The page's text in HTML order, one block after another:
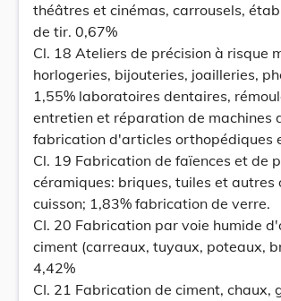
théâtres et cinémas, carrousels,
de tir. 0,67%
Cl. 18 Ateliers de précision à risque
horlogeries, bijouteries, joailleries,
1,55% laboratoires dentaires,
entretien et réparation de machines
fabrication d'articles orthopédiques
Cl. 19 Fabrication de faïences et de
céramiques: briques, tuiles et autres
cuisson; 1,83% fabrication de verre.
CI. 20 Fabrication par voie humide
ciment (carreaux, tuyaux, poteaux,
4,42%
CI. 21 Fabrication de ciment, chaux,